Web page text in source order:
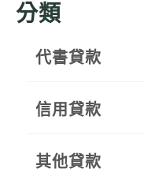
分類
代書貸款
信用貸款
其他貸款